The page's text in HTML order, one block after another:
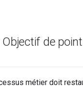
de
métier doit